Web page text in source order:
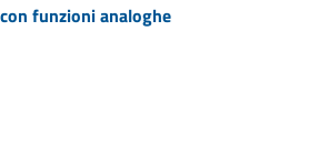
funzioni analoghe